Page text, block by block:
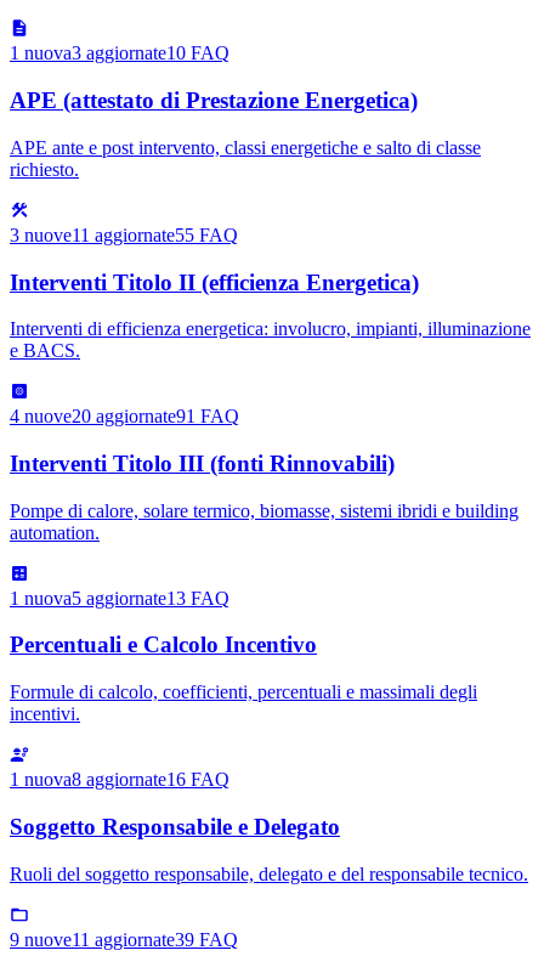
1 nuova3 aggiornate10 FAQ
APE (attestato di Prestazione Energetica)
APE ante e post intervento, classi energetiche e salto di classe
richiesto.
3 nuove11 aggiornate55 FAQ
Interventi Titolo II (efficienza Energetica)
Interventi di efficienza energetica: involucro, impianti, illuminazione
e BACS.
4 nuove20 aggiornate91 FAQ
Interventi Titolo III (fonti Rinnovabili)
Pompe di calore, solare termico, biomasse, sistemi ibridi e building
automation.
1 nuova5 aggiornate13 FAQ
Percentuali e Calcolo Incentivo
Formule di calcolo, coefficienti, percentuali e massimali degli
incentivi.
1 nuova8 aggiornate16 FAQ
Soggetto Responsabile e Delegato
Ruoli del soggetto responsabile, delegato e del responsabile tecnico.
9 nuove11 aggiornate39 FAQ